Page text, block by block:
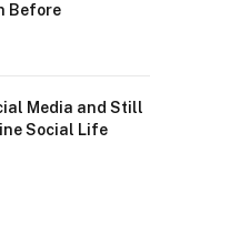
Before
Media and Still
Social Life